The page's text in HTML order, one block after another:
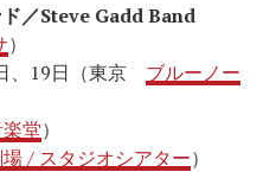
／Steve Gadd Band
）
、19日（東京 ブルーノー
堂）
/ スタジオシアター）